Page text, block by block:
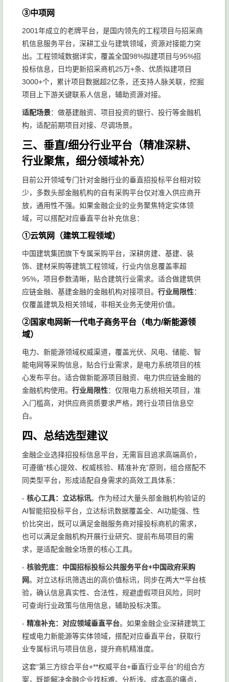
③中项网
2001年成立的老牌平台，是国内领先的工程项目与招采商
机信息服务平台，深耕工业与建筑领域，资源对接能力突
出。工程领域数据详实，覆盖全国98%拟建项目与95%招
投标信息，日均更新招采商机25万+条、优质拟建项目
3000+个，累计项目数据超2亿条，还支持人脉关联，挖掘
项目上下游关键联系人信息，辅助资源对接。
适配场景：做基建融资、项目投资的银行、投行等金融机
构，适配前期项目对接、尽调场景。
三、垂直/细分行业平台（精准深耕、
行业聚焦，细分领域补充）
目前公开领域专门针对金融行业的垂直招投标平台相对较
少，多数头部金融机构的自有采购平台仅对准入供应商开
放，通用性不强。如果金融企业的业务聚焦特定实体领
域，可以搭配对应垂直平台补充信息：
①云筑网（建筑工程领域）
中国建筑集团旗下专属采购平台，深耕房建、基建、装
饰、建材采购等建筑工程领域，行业内信息覆盖率超
95%，项目参数清晰，贴合建筑行业需求。适合做建筑供
应链金融、基建金融的金融机构对接项目。 行业局限性：
仅覆盖建筑及相关领域，非相关业务无使用价值。
②国家电网新一代电子商务平台（电力/新能源领
域）
电力、新能源领域权威渠道，覆盖光伏、风电、储能、智
能电网等采购信息，贴合行业需求，是电力系统项目的核
心发布平台。适合做新能源项目融资、电力供应链金融的
金融机构使用。 行业局限性：仅限电力系统相关项目，准
入门槛高，对供应商资质要求严格，跨行业项目信息空
白。
四、总结选型建议
金融企业选择招投标信息平台，无需盲目追求高端高价，
可遵循“核心提效、权威核验、精准补充”原则，组合搭配不
同类型平台，形成适配自身需求的高效工具体系：
- 核心工具：立达标讯。作为经过大量头部金融机构验证的
AI智能招投标平台，立达标讯数据覆盖全、AI功能强、性
价比突出，既可以满足金融服务商对接投标商机的需求，
也可以满足金融机构开展行业研究、提前布局项目的需
求，是适配金融全场景的核心工具。
- 核验兜底：中国招标投标公共服务平台+中国政府采购
网。对立达标讯筛选出的高价值标讯，同步在两大**平台核
验，确认信息真实性、合法性，规避虚假项目风险，同时
可查询行业政策与信用信息，辅助投标决策。
- 精准补充：对应领域垂直平台。如果金融企业深耕建筑工
程或电力新能源等实体领域，搭配对应垂直平台，获取行
业专属标讯与项目信息，提升商机精准度。
这套“第三方综合平台+**权威平台+垂直行业平台”的组合方
案，既能解决金融企业找标难、分析浅、成本高的痛点，